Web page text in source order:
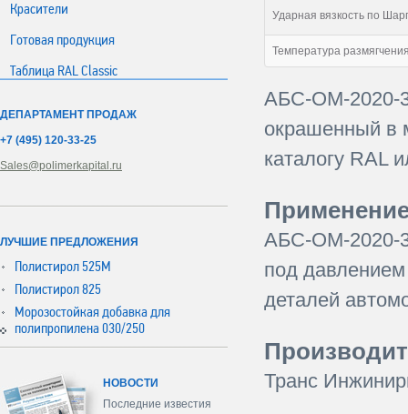
Красители
Готовая продукция
Таблица RAL Classic
ДЕПАРТАМЕНТ ПРОДАЖ
+7 (495) 120-33-25
Sales@polimerkapital.ru
ЛУЧШИЕ ПРЕДЛОЖЕНИЯ
Полистирол 525М
Полистирол 825
Морозостойкая добавка для
полипропилена 030/250
НОВОСТИ
Последние известия
Ударная вязкость по
Температура
АБС-ОМ-2020-
окрашенный в
каталогу RAL
АБС-ОМ-2020-
под давлением
деталей
Транс